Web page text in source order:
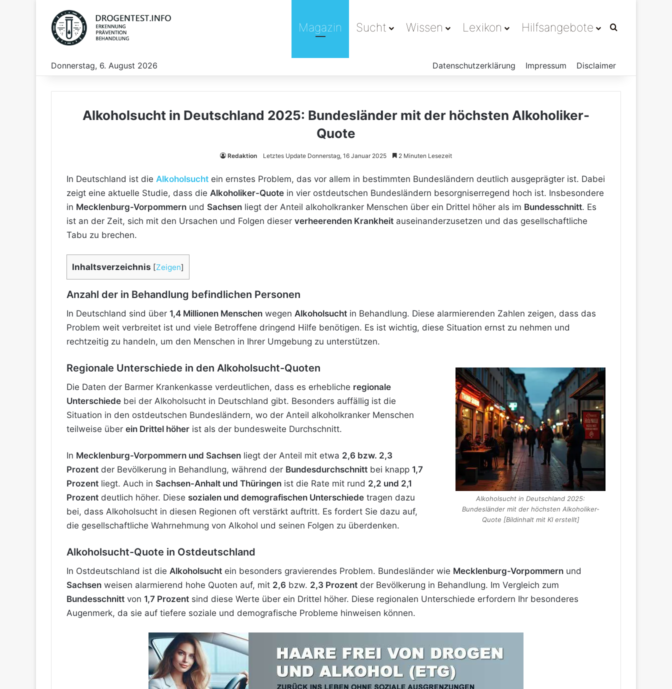
Magazin Sucht Wissen Lexikon Hilfsangebote Suchen nach
Donnerstag, 6. August 2026 Datenschutzerklärung Impressum Disclaimer
Alkoholsucht in Deutschland 2025: Bundesländer mit der höchsten Alkoholiker-
Quote
Redaktion Letztes Update Donnerstag, 16 Januar 2025 2 Minuten Lesezeit
In Deutschland ist die Alkoholsucht ein ernstes Problem, das vor allem in bestimmten Bundesländern deutlich ausgeprägter ist. Dabei
zeigt eine aktuelle Studie, dass die Alkoholiker-Quote in vier ostdeutschen Bundesländern besorgniserregend hoch ist. Insbesondere
in Mecklenburg-Vorpommern und Sachsen liegt der Anteil alkoholkranker Menschen über ein Drittel höher als im Bundesschnitt. Es
ist an der Zeit, sich mit den Ursachen und Folgen dieser verheerenden Krankheit auseinanderzusetzen und das gesellschaftliche
Tabu zu brechen.
Inhaltsverzeichnis [Zeigen]
Anzahl der in Behandlung befindlichen Personen
In Deutschland sind über 1,4 Millionen Menschen wegen Alkoholsucht in Behandlung. Diese alarmierenden Zahlen zeigen, dass das
Problem weit verbreitet ist und viele Betroffene dringend Hilfe benötigen. Es ist wichtig, diese Situation ernst zu nehmen und
rechtzeitig zu handeln, um den Menschen in Ihrer Umgebung zu unterstützen.
Alkoholsucht in Deutschland 2025:
Bundesländer mit der höchsten Alkoholiker-
Quote [Bildinhalt mit KI erstellt]
Regionale Unterschiede in den Alkoholsucht-Quoten
Die Daten der Barmer Krankenkasse verdeutlichen, dass es erhebliche regionale
Unterschiede bei der Alkoholsucht in Deutschland gibt. Besonders auffällig ist die
Situation in den ostdeutschen Bundesländern, wo der Anteil alkoholkranker Menschen
teilweise über ein Drittel höher ist als der bundesweite Durchschnitt.
In Mecklenburg-Vorpommern und Sachsen liegt der Anteil mit etwa 2,6 bzw. 2,3
Prozent der Bevölkerung in Behandlung, während der Bundesdurchschnitt bei knapp 1,7
Prozent liegt. Auch in Sachsen-Anhalt und Thüringen ist die Rate mit rund 2,2 und 2,1
Prozent deutlich höher. Diese sozialen und demografischen Unterschiede tragen dazu
bei, dass Alkoholsucht in diesen Regionen oft verstärkt auftritt. Es fordert Sie dazu auf,
die gesellschaftliche Wahrnehmung von Alkohol und seinen Folgen zu überdenken.
Alkoholsucht-Quote in Ostdeutschland
In Ostdeutschland ist die Alkoholsucht ein besonders gravierendes Problem. Bundesländer wie Mecklenburg-Vorpommern und
Sachsen weisen alarmierend hohe Quoten auf, mit 2,6 bzw. 2,3 Prozent der Bevölkerung in Behandlung. Im Vergleich zum
Bundesschnitt von 1,7 Prozent sind diese Werte über ein Drittel höher. Diese regionalen Unterschiede erfordern Ihr besonderes
Augenmerk, da sie auf tiefere soziale und demografische Probleme hinweisen können.